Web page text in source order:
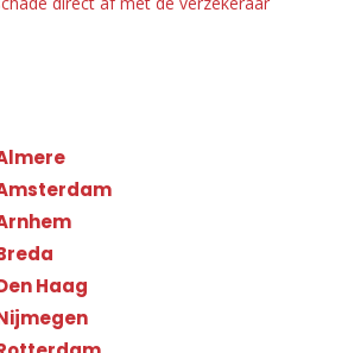
Haag